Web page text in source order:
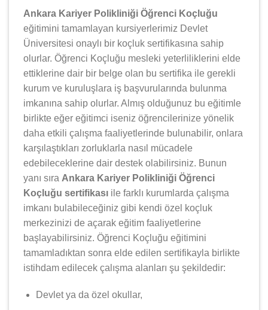
Ankara Kariyer Polikliniği Öğrenci Koçluğu
eğitimini tamamlayan kursiyerlerimiz Devlet
Üniversitesi onaylı bir koçluk sertifikasına sahip
olurlar. Öğrenci Koçluğu mesleki yeterliliklerini elde
ettiklerine dair bir belge olan bu sertifika ile gerekli
kurum ve kuruluşlara iş başvurularında bulunma
imkanına sahip olurlar. Almış olduğunuz bu eğitimle
birlikte eğer eğitimci iseniz öğrencilerinize yönelik
daha etkili çalışma faaliyetlerinde bulunabilir, onlara
karşılaştıkları zorluklarla nasıl mücadele
edebileceklerine dair destek olabilirsiniz. Bunun
yanı sıra Ankara Kariyer Polikliniği Öğrenci
Koçluğu sertifikası ile farklı kurumlarda çalışma
imkanı bulabileceğiniz gibi kendi özel koçluk
merkezinizi de açarak eğitim faaliyetlerine
başlayabilirsiniz. Öğrenci Koçluğu eğitimini
tamamladıktan sonra elde edilen sertifikayla birlikte
istihdam edilecek çalışma alanları şu şekildedir:
Devlet ya da özel okullar,